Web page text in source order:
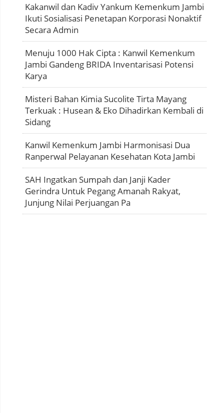
Kakanwil dan Kadiv Yankum Kemenkum Jambi
Ikuti Sosialisasi Penetapan Korporasi Nonaktif
Secara Admin
Menuju 1000 Hak Cipta : Kanwil Kemenkum
Jambi Gandeng BRIDA Inventarisasi Potensi
Karya
Misteri Bahan Kimia Sucolite Tirta Mayang
Terkuak : Husean & Eko Dihadirkan Kembali di
Sidang
Kanwil Kemenkum Jambi Harmonisasi Dua
Ranperwal Pelayanan Kesehatan Kota Jambi
SAH Ingatkan Sumpah dan Janji Kader
Gerindra Untuk Pegang Amanah Rakyat,
Junjung Nilai Perjuangan Pa